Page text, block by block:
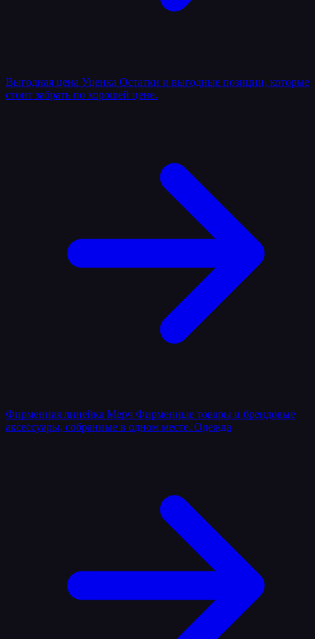
Выгодная цена Уценка Остатки и выгодные позиции, которые
стоит забрать по хорошей цене.
Фирменная линейка Мерч Фирменные товары и брендовые
аксессуары, собранные в одном месте. Одежда